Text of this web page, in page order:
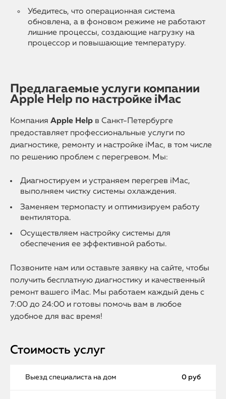
Убедитесь, что операционная система
обновлена, а в фоновом режиме не работают
лишние процессы, создающие нагрузку на
процессор и повышающие температуру.
Предлагаемые услуги компании
Apple Help по настройке iMac
Компания Apple Help в Санкт-Петербурге
предоставляет профессиональные услуги по
диагностике, ремонту и настройке iMac, в том числе
по решению проблем с перегревом. Мы:
Диагностируем и устраняем перегрев iMac,
выполняем чистку системы охлаждения.
Заменяем термопасту и оптимизируем работу
вентилятора.
Осуществляем настройку системы для
обеспечения ее эффективной работы.
Позвоните нам или оставьте заявку на сайте, чтобы
получить бесплатную диагностику и качественный
ремонт вашего iMac. Мы работаем каждый день с
7:00 до 24:00 и готовы помочь вам в любое
удобное для вас время!
Стоимость услуг
Выезд специалиста на дом 0 руб